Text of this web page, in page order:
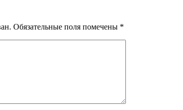
Обязательные поля помечены *